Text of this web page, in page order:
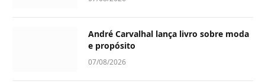
André Carvalhal lança livro sobre moda
e propósito
07/08/2026